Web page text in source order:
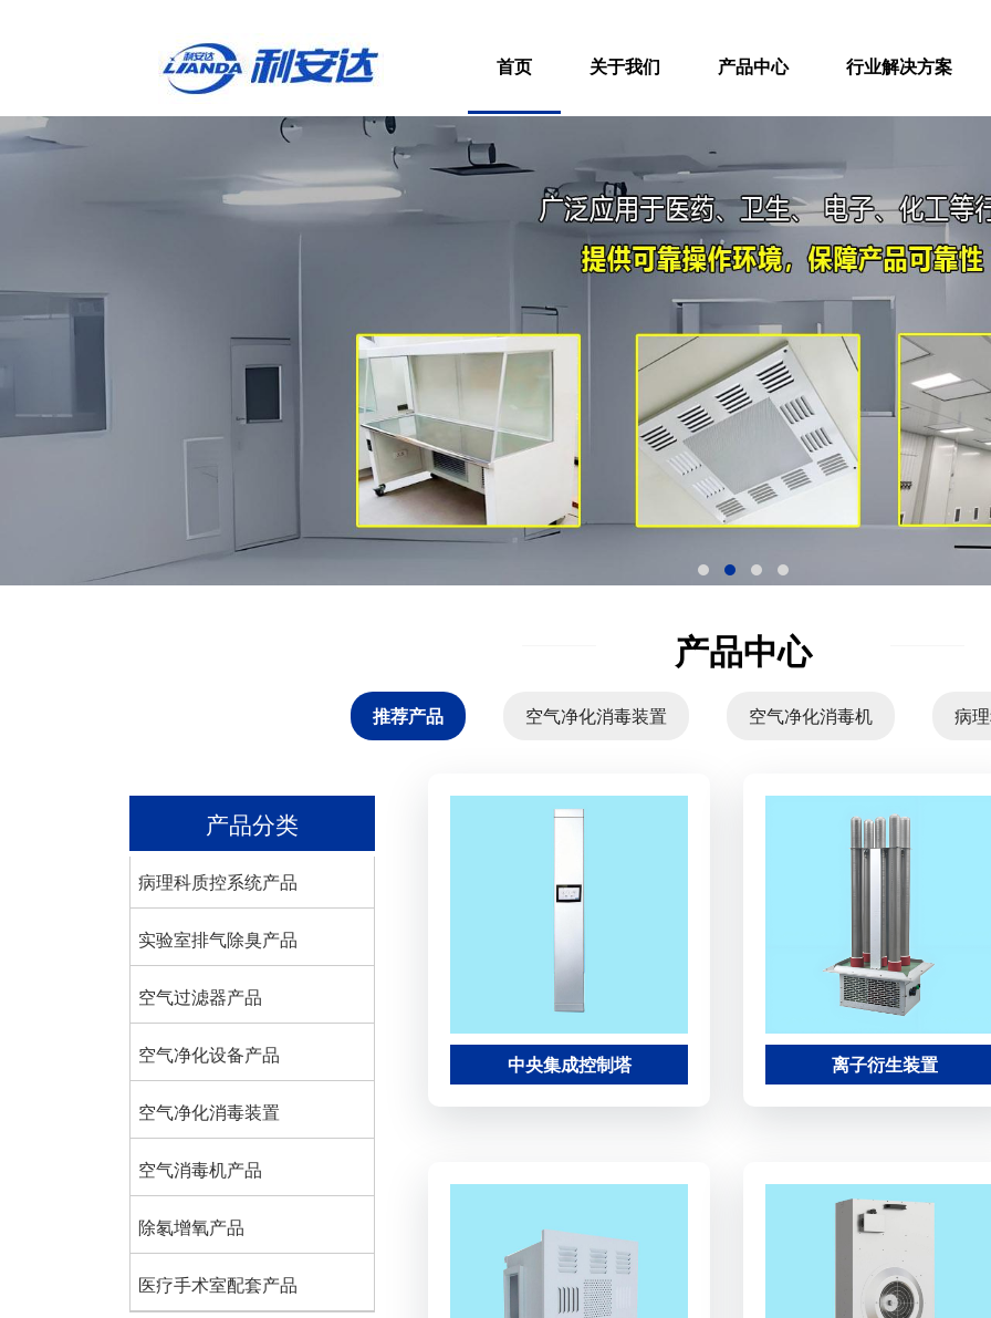
首页 关于我们 产品中心 行业解决方案
产品中心
推荐产品 空气净化消毒装置 空气净化消毒机 病
产品分类
病理科质控系统产品
实验室排气除臭产品
空气过滤器产品
空气净化设备产品
空气净化消毒装置
空气消毒机产品
除氡增氧产品
医疗手术室配套产品
中央集成控制塔 离子衍生装置